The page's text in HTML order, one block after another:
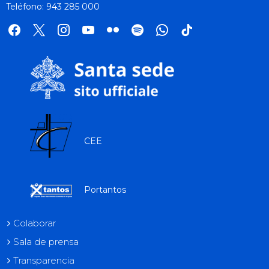
Teléfono: 943 285 000
facebook
x instagramyoutube
flickr spotifywhatsapp
tik
CEE
Portantos
Colaborar
Sala de prensa
Transparencia